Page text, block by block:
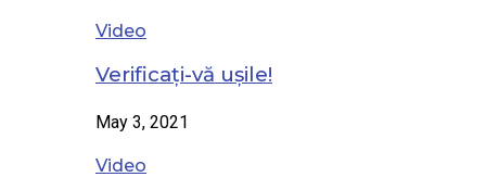
Video
Verificați-vă ușile!
May 3, 2021
Video